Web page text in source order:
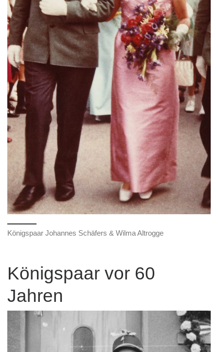
Königspaar Johannes Schäfers & Wilma Altrogge
Königspaar vor 60
Jahren